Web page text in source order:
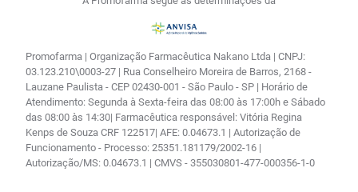
Promofarma | Organização Farmacêutica Nakano Ltda | CNPJ:
03.123.210\0003-27 | Rua Conselheiro Moreira de Barros, 2168 -
Lauzane Paulista - CEP 02430-001 - São Paulo - SP | Horário de
Atendimento: Segunda à Sexta-feira das 08:00 às 17:00h e Sábado
das 08:00 às 14:30| Farmacêutica responsável: Vitória Regina
Kenps de Souza CRF 122517| AFE: 0.04673.1 | Autorização de
Funcionamento - Processo: 25351.181179/2002-16 |
Autorização/MS: 0.04673.1 | CMVS - 355030801-477-000356-1-0